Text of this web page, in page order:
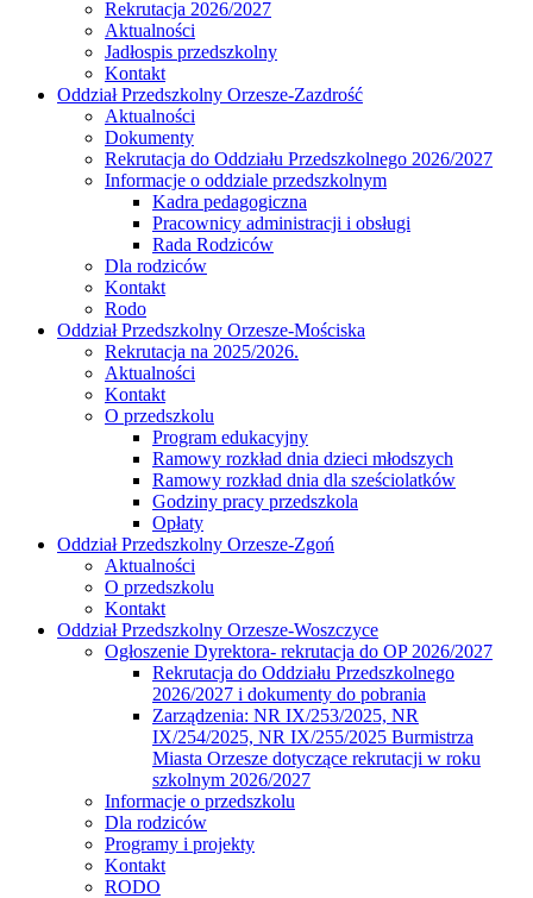
Rekrutacja 2026/2027
Aktualności
Jadłospis przedszkolny
Kontakt
Oddział Przedszkolny Orzesze-Zazdrość
Aktualności
Dokumenty
Rekrutacja do Oddziału Przedszkolnego 2026/2027
Informacje o oddziale przedszkolnym
Kadra pedagogiczna
Pracownicy administracji i obsługi
Rada Rodziców
Dla rodziców
Kontakt
Rodo
Oddział Przedszkolny Orzesze-Mościska
Rekrutacja na 2025/2026.
Aktualności
Kontakt
O przedszkolu
Program edukacyjny
Ramowy rozkład dnia dzieci młodszych
Ramowy rozkład dnia dla sześciolatków
Godziny pracy przedszkola
Opłaty
Oddział Przedszkolny Orzesze-Zgoń
Aktualności
O przedszkolu
Kontakt
Oddział Przedszkolny Orzesze-Woszczyce
Ogłoszenie Dyrektora- rekrutacja do OP 2026/2027
Rekrutacja do Oddziału Przedszkolnego
2026/2027 i dokumenty do pobrania
Zarządzenia: NR IX/253/2025, NR
IX/254/2025, NR IX/255/2025 Burmistrza
Miasta Orzesze dotyczące rekrutacji w roku
szkolnym 2026/2027
Informacje o przedszkolu
Dla rodziców
Programy i projekty
Kontakt
RODO